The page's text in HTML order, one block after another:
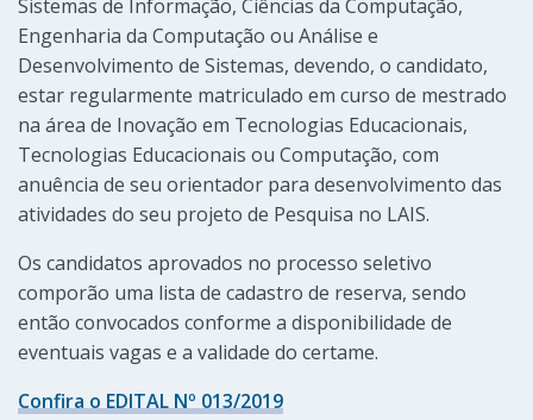
Sistemas de Informação, Ciências da Computação,
Engenharia da Computação ou Análise e
Desenvolvimento de Sistemas, devendo, o candidato,
estar regularmente matriculado em curso de mestrado
na área de Inovação em Tecnologias Educacionais,
Tecnologias Educacionais ou Computação, com
anuência de seu orientador para desenvolvimento das
atividades do seu projeto de Pesquisa no LAIS.
Os candidatos aprovados no processo seletivo
comporão uma lista de cadastro de reserva, sendo
então convocados conforme a disponibilidade de
eventuais vagas e a validade do certame.
Confira o EDITAL Nº 013/2019